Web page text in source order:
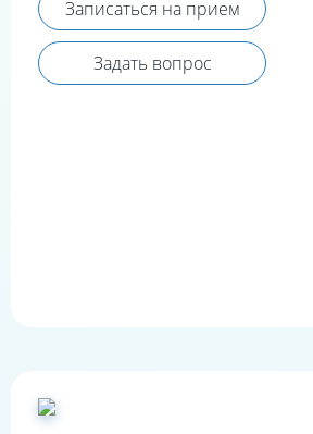
Записаться на прием
Задать вопрос